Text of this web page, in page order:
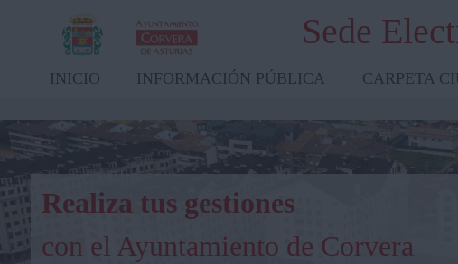
Sede
INICIO INFORMACIÓN PÚBLICA CARPETA
Realiza tus gestiones
con el Ayuntamiento de Corvera